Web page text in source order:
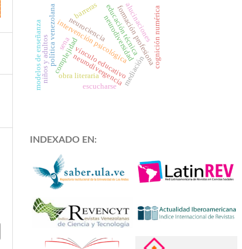
intervención psicológica
política venezolana
neurodivergencia
neurodiversidad
neurociencia
mediación
obra literaria
complejidad formación profesiona
sena educación técnica
niños y adultos cognición numérica
alucinaciones
modelos de enseñanza
barreras
escucharse
vínculo educativo
INDEXADO EN: